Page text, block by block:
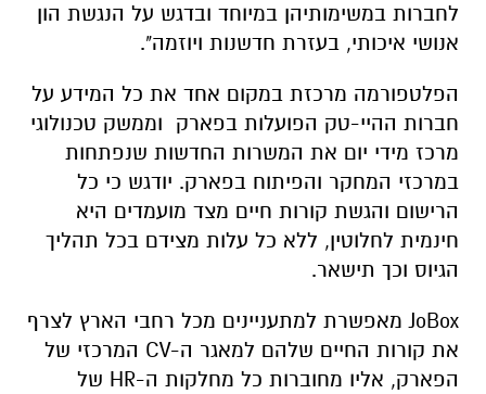
לחברות במשימותיהן במיוחד ובדגש על הנגשת הון
אנושי איכותי, בעזרת חדשנות ויוזמה".
הפלטפורמה מרכזת במקום אחד את כל המידע על
חברות ההיי-טק הפועלות בפארק וממשק טכנולוגי
מרכז מידי יום את המשרות החדשות שנפתחות
במרכזי המחקר והפיתוח בפארק. יודגש כי כל
הרישום והגשת קורות חיים מצד מועמדים היא
חינמית לחלוטין, ללא כל עלות מצידם בכל תהליך
הגיוס וכך תישאר.
JoBox מאפשרת למתעניינים מכל רחבי הארץ לצרף
את קורות החיים שלהם למאגר ה-CV המרכזי של
הפארק, אליו מחוברות כל מחלקות ה-HR של